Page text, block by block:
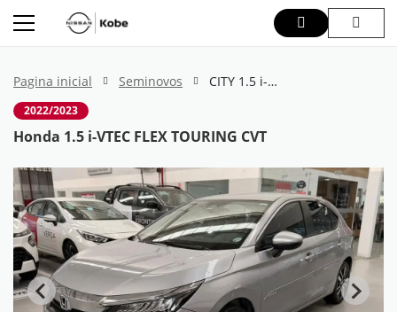
Pagina inicial Seminovos CITY 1.5 i-VTEC FLEX TOURING CVT
2022/2023
Honda 1.5 i-VTEC FLEX TOURING CVT